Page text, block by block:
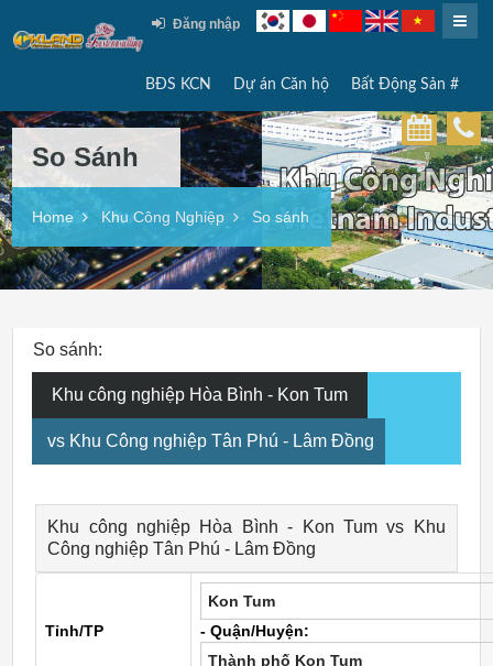
Đăng nhập
BĐS KCN Dự án Căn hộ Bất Động Sản #
So Sánh
Home Khu Công Nghiệp So sánh
So sánh:
Khu công nghiệp Hòa Bình - Kon Tum
vs Khu Công nghiệp Tân Phú - Lâm Đồng
Khu công nghiệp Hòa Bình - Kon Tum vs Khu
Công nghiệp Tân Phú - Lâm Đồng
Tỉnh/TP
Kon Tum
- Quận/Huyện:
Thành phố Kon Tum